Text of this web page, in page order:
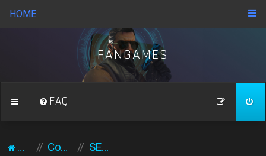
HOME
FANGAMES
FAQ
Acasă Comunitate
SERVERE ACCESE